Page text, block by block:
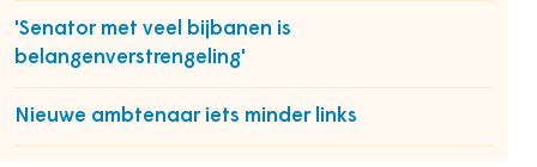
'Senator met veel bijbanen is
belangenverstrengeling'
Nieuwe ambtenaar iets minder links